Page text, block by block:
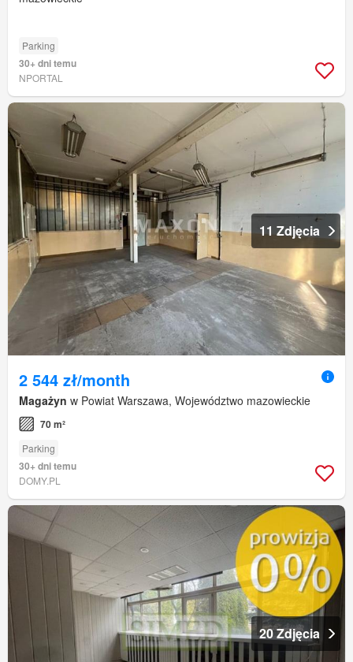
Parking
30+ dni temu
NPORTAL
11 Zdjęcia
2 544 zł/month
Magażyn w Powiat Warszawa, Województwo mazowieckie
70 m²
Parking
30+ dni temu
DOMY.PL
20 Zdjęcia